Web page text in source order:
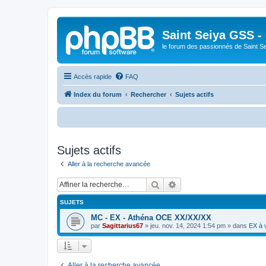
Saint Seiya GSS -
le forum des passionnés de Saint
Accès rapide FAQ
Index du forum Rechercher Sujets actifs
Sujets actifs
Aller à la recherche avancée
Rechercher
SUJETS
MC - EX - Athéna OCE XX/XX/XX
par Sagittarius67 » jeu. nov. 14, 2024 1:54 pm » dans EX à